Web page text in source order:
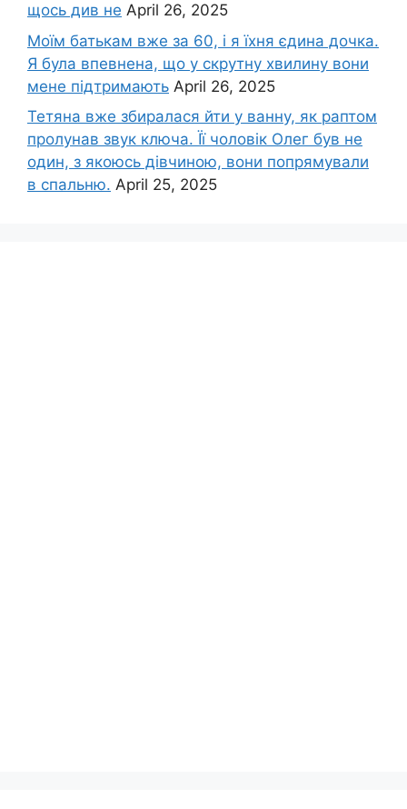
щось див не April 26, 2025
Моїм батькам вже за 60, і я їхня єдина дочка.
Я була впевнена, що у скрутну хвилину вони
мене підтримають April 26, 2025
Тетяна вже збиралася йти у ванну, як раптом
пролунав звук ключа. Її чоловік Олег був не
один, з якоюсь дівчиною, вони попрямували
в спальню. April 25, 2025